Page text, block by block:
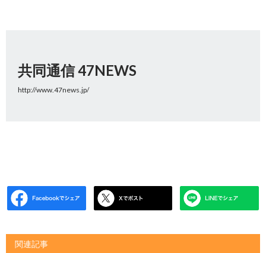
共同通信 47NEWS
http://www.47news.jp/
関連記事